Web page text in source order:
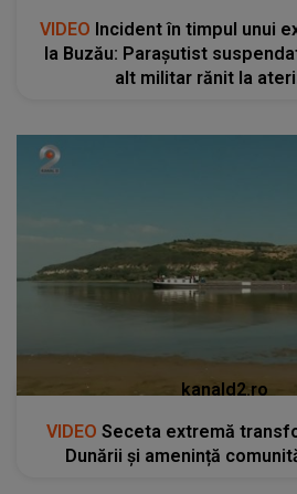
VIDEO Incident în timpul unui
la Buzău: Parașutist
alt militar rănit la
kanald2.ro
VIDEO Seceta extremă
Dunării și amenință